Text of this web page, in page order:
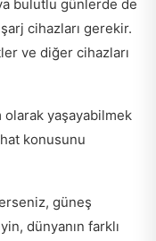
bulutlu günlerde de
cihazları gerekir.
ve diğer cihazları
yaşayabilmek
konusunu
güneş
dünyanın farklı